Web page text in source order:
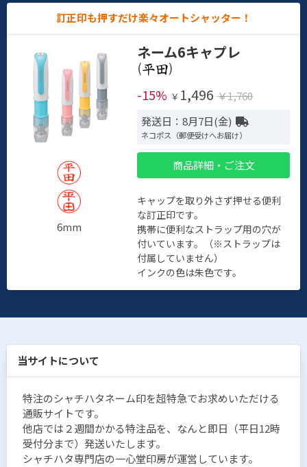
訂正印も押すだけ楽々オートシャッター！
6mm
ネーム6キャプレ
(
)
-15% ￥ 1,496 ￥1,760
発送日：8月7日(金)
ネコポス（郵便受けへお届け）
商品詳細・ご注文
キャップを取り外さず押せる便利
な訂正印です。
携帯に便利なストラップ用の穴が
付いています。（※ストラップは
付属していません）
インクの色は朱色です。
当サイトについて
特注のシャチハタネーム印を超特急でお求めいただける
通販サイトです。
他店では２週間かかる特注品を、なんと即日（平日12時
受付分まで）発送いたします。
シャチハタ専門店の一心堂印房が運営しています。